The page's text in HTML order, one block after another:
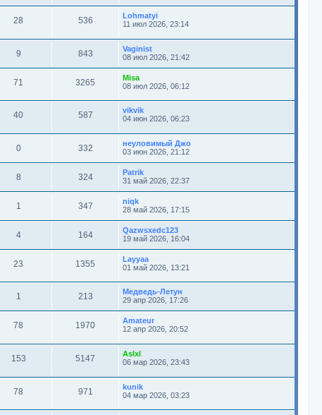
28 536
Lohmatyi
11 июл 2026, 23:14
9 843
Vaginist
08 июл 2026, 21:42
71 3265
Misa
08 июл 2026, 06:12
40 587
vikvik
04 июн 2026, 06:23
0 332
неуловимый Джо
03 июн 2026, 21:12
8 324
Patrik
31 май 2026, 22:37
1 347
niqk
28 май 2026, 17:15
4 164
Qazwsxedc123
19 май 2026, 16:04
23 1355
Layyaa
01 май 2026, 13:21
1 213
Медведь-Летун
29 апр 2026, 17:26
78 1970
Amateur
12 апр 2026, 20:52
153 5147
Aslxl
06 мар 2026, 23:43
78 971
kunik
04 мар 2026, 03:23